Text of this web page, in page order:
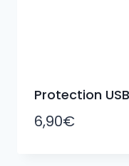
Protection
6,90€